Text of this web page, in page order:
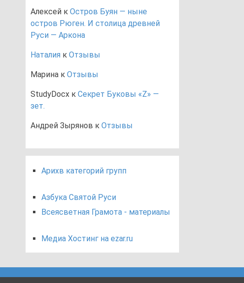
Алексей к Остров Буян — ныне
остров Рюген. И столица древней
Руси — Аркона
Наталия к Отзывы
Марина к Отзывы
StudyDocx к Секрет Буковы «Z» —
зет.
Андрей Зырянов к Отзывы
Арихв категорий групп
Азбука Святой Руси
Всеясветная Грамота - материалы
Медиа Хостинг на ezar.ru